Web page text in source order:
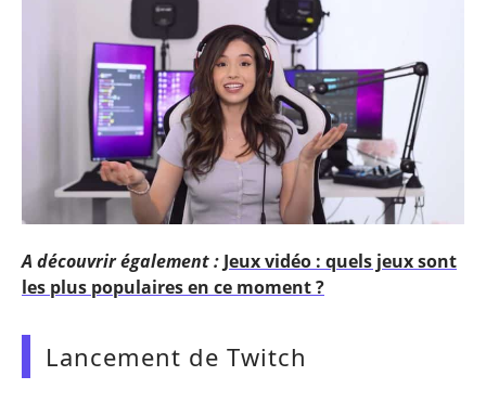
A découvrir également :Jeux vidéo : quels jeux sont
les plus populaires en ce moment ?
Lancement de Twitch